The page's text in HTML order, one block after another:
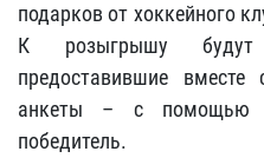
подарков от хоккейного
К розыгрышу будут
предоставившие вместе
анкеты – с помощью
победитель.